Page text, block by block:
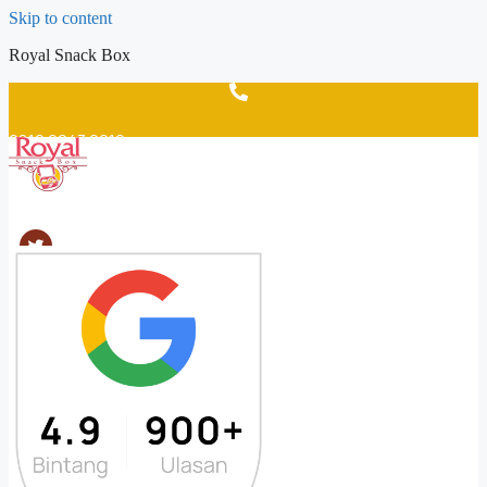
Skip to content
Royal Snack Box
0812 9043 2012